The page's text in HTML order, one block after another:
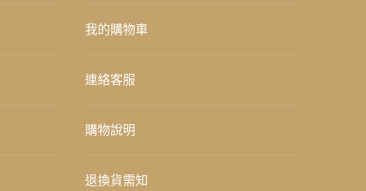
我的購物車
連絡客服
購物說明
退換貨需知